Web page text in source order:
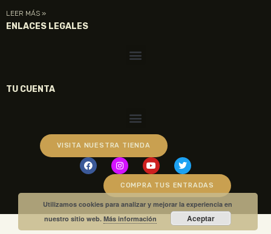
LEER MÁS »
ENLACES LEGALES
TU CUENTA
VISITA NUESTRA TIENDA
COMPRA TUS ENTRADAS
Utilizamos cookies para analizar y mejorar la experiencia en
nuestro sitio web.Más información Aceptar